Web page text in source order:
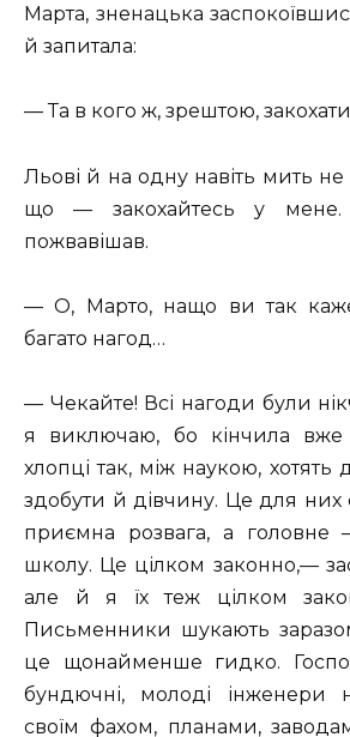
Марта, зненацька
й запитала:
— Та в кого ж, зрештою,
Льові й на одну навіть мить
що — закохайтесь у мене.
пожвавішав.
— О, Марто, нащо ви так
багато нагод…
— Чекайте! Всі нагоди були
я виключаю, бо кінчила
хлопці так, між наукою, хотять
здобути й дівчину. Це для них
приємна розвага, а головне
школу. Це цілком законно,—
але й я їх теж цілком
Письменники шукають
це щонайменше гидко.
бундючні, молоді інженери
своїм фахом, планами,